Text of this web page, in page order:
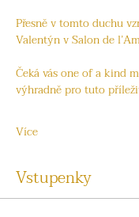
Přesně v tomto duchu
Valentýn v Salon de
Čeká vás one of a kind
výhradně pro tuto
Více
Vstupenky